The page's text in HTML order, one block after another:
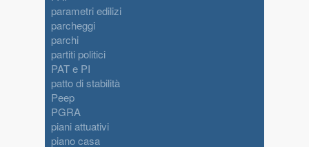
parametri edilizi
parcheggi
parchi
partiti politici
PAT e PI
patto di stabilità
Peep
PGRA
piani attuativi
piano casa